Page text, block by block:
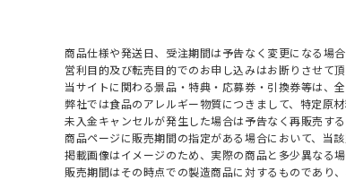
商品仕様や発送日、受注期間は予告なく変更になる場合
営利目的及び転売目的でのお申し込みはお断りさせて頂
当サイトに関わる景品・特典・応募券・引換券等は、
弊社では食品のアレルギー物質につきまして、特定原
未入金キャンセルが発生した場合は予告なく再販売す
商品ページに販売期間の指定がある場合において、当
掲載画像はイメージのため、実際の商品と多少異なる場
販売期間はその時点での製造商品に対するものであり